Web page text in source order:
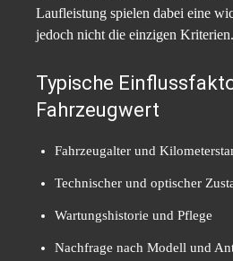
Laufleistung spielen dabei eine
jedoch nicht die einzigen Kriterien.
Typische
Fahrzeugwert
Fahrzeugalter und
Technischer und optischer
Wartungshistorie und Pflege
Nachfrage nach Modell und